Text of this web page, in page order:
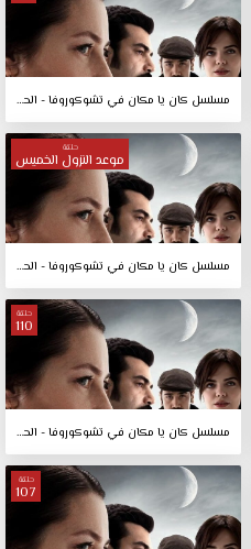
مسلسل كان يا مكان في تشوكوروفا - الحلقة 114
حلقة
موعد النزول الخميس
مسلسل كان يا مكان في تشوكوروفا - الحلقة موعد النزول الخميس
حلقة
110
مسلسل كان يا مكان في تشوكوروفا - الحلقة 110
حلقة
107